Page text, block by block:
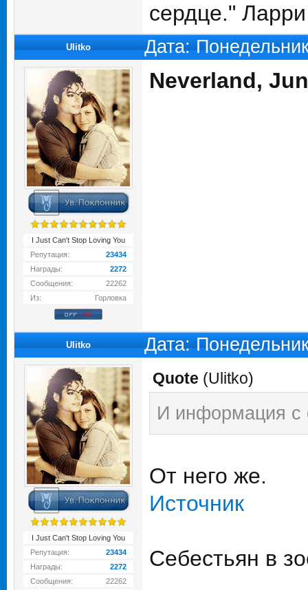
сердце."
Ulitko Дата:
I Just Can't Stop Loving You
Репутация:
23434
Награды:
2272
Сообщения:
22262
Из:
Горловка
Neverland,
Ulitko Дата:
I Just Can't Stop Loving You
Репутация:
23434
Награды:
2272
Сообщения:
22262
Quote (Ulitko)
И информация с
От него же.
Источник
Себестьян в